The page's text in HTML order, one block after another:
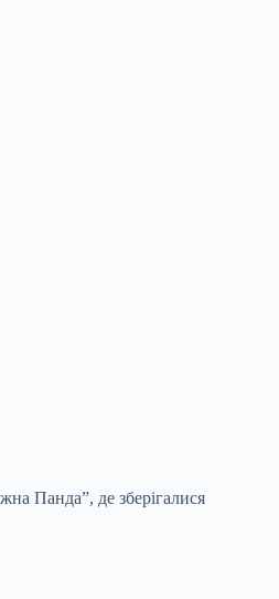
Панда”, де зберігалися